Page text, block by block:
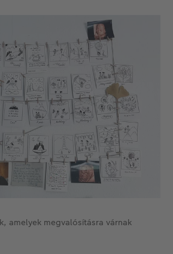
amelyek megvalósításra várnak